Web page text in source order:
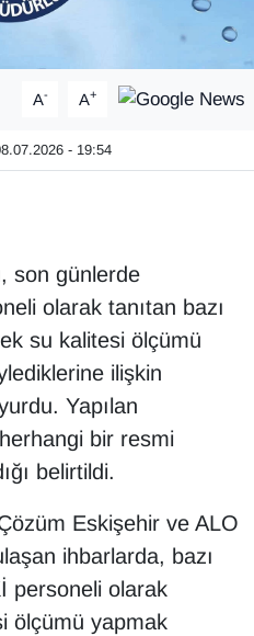
A- A+
- 19:54
son günlerde
olarak tanıtan bazı
su kalitesi ölçümü
ilişkin
Yapılan
bir resmi
belirtildi.
Eskişehir ve ALO
ihbarlarda, bazı
personeli olarak
ölçümü yapmak